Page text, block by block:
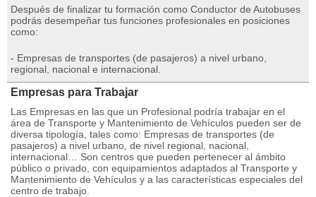
Después de finalizar tu formación como Conductor de Autobuses
podrás desempeñar tus funciones profesionales en posiciones
como:
- Empresas de transportes (de pasajeros) a nivel urbano,
regional, nacional e internacional.
Empresas para Trabajar
Las Empresas en las que un Profesional podría trabajar en el
área de Transporte y Mantenimiento de Vehículos pueden ser de
diversa tipología, tales como: Empresas de transportes (de
pasajeros) a nivel urbano, de nivel regional, nacional,
internacional… Son centros que pueden pertenecer al ámbito
público o privado, con equipamientos adaptados al Transporte y
Mantenimiento de Vehículos y a las características especiales del
centro de trabajo.